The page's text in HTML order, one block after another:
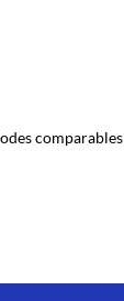
comparables